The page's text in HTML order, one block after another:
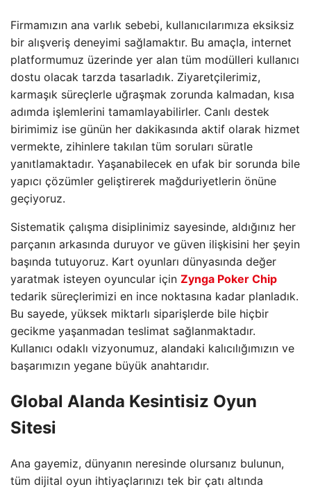
Firmamızın ana varlık sebebi, kullanıcılarımıza eksiksiz
bir alışveriş deneyimi sağlamaktır. Bu amaçla, internet
platformumuz üzerinde yer alan tüm modülleri kullanıcı
dostu olacak tarzda tasarladık. Ziyaretçilerimiz,
karmaşık süreçlerle uğraşmak zorunda kalmadan, kısa
adımda işlemlerini tamamlayabilirler. Canlı destek
birimimiz ise günün her dakikasında aktif olarak hizmet
vermekte, zihinlere takılan tüm soruları süratle
yanıtlamaktadır. Yaşanabilecek en ufak bir sorunda bile
yapıcı çözümler geliştirerek mağduriyetlerin önüne
geçiyoruz.
Sistematik çalışma disiplinimiz sayesinde, aldığınız her
parçanın arkasında duruyor ve güven ilişkisini her şeyin
başında tutuyoruz. Kart oyunları dünyasında değer
yaratmak isteyen oyuncular için Zynga Poker Chip
tedarik süreçlerimizi en ince noktasına kadar planladık.
Bu sayede, yüksek miktarlı siparişlerde bile hiçbir
gecikme yaşanmadan teslimat sağlanmaktadır.
Kullanıcı odaklı vizyonumuz, alandaki kalıcılığımızın ve
başarımızın yegane büyük anahtarıdır.
Global Alanda Kesintisiz Oyun
Sitesi
Ana gayemiz, dünyanın neresinde olursanız bulunun,
tüm dijital oyun ihtiyaçlarınızı tek bir çatı altında